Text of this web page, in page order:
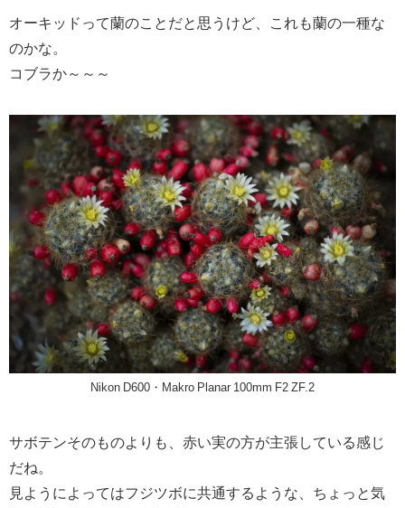
オーキッドって蘭のことだと思うけど、これも蘭の一種な
のかな。
コブラか～～～
Nikon D600・Makro Planar 100mm F2 ZF.2
サボテンそのものよりも、赤い実の方が主張している感じ
だね。
見ようによってはフジツボに共通するような、ちょっと気